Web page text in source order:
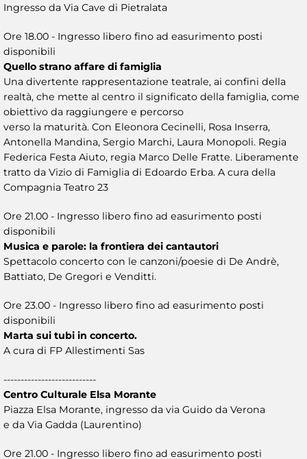
Ingresso da Via Cave di Pietralata
Ore 18.00 - Ingresso libero fino ad easurimento posti
disponibili
Quello strano affare di famiglia
Una divertente rappresentazione teatrale, ai confini della
realtà, che mette al centro il significato della famiglia, come
obiettivo da raggiungere e percorso
verso la maturità. Con Eleonora Cecinelli, Rosa Inserra,
Antonella Mandina, Sergio Marchi, Laura Monopoli. Regia
Federica Festa Aiuto, regia Marco Delle Fratte. Liberamente
tratto da Vizio di Famiglia di Edoardo Erba. A cura della
Compagnia Teatro 23
Ore 21.00 - Ingresso libero fino ad easurimento posti
disponibili
Musica e parole: la frontiera dei cantautori
Spettacolo concerto con le canzoni/poesie di De Andrè,
Battiato, De Gregori e Venditti.
Ore 23.00 - Ingresso libero fino ad easurimento posti
disponibili
Marta sui tubi in concerto.
A cura di FP Allestimenti Sas
---------------------------
Centro Culturale Elsa Morante
Piazza Elsa Morante, ingresso da via Guido da Verona
e da Via Gadda (Laurentino)
Ore 21.00 - Ingresso libero fino ad easurimento posti